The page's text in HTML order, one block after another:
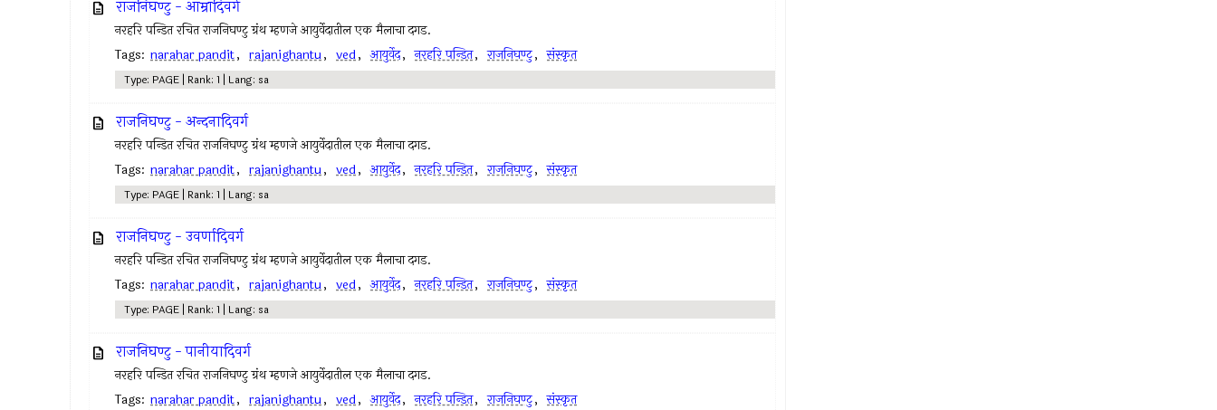
राजनिघण्टु - आम्रादिवर्ग
नरहरि पन्डित रचित राजनिघण्टु ग्रंथ म्हणजे आयुर्वेदातील एक मैलाचा दगड.
Tags: narahar pandit, rajanighantu, ved, आयुर्वेद, नरहरि पन्डित, राजनिघण्टु, संस्कृत
Type: PAGE | Rank: 1 | Lang: sa
राजनिघण्टु - अन्दनादिवर्ग
नरहरि पन्डित रचित राजनिघण्टु ग्रंथ म्हणजे आयुर्वेदातील एक मैलाचा दगड.
Tags: narahar pandit, rajanighantu, ved, आयुर्वेद, नरहरि पन्डित, राजनिघण्टु, संस्कृत
Type: PAGE | Rank: 1 | Lang: sa
राजनिघण्टु - उवर्णादिवर्ग
नरहरि पन्डित रचित राजनिघण्टु ग्रंथ म्हणजे आयुर्वेदातील एक मैलाचा दगड.
Tags: narahar pandit, rajanighantu, ved, आयुर्वेद, नरहरि पन्डित, राजनिघण्टु, संस्कृत
Type: PAGE | Rank: 1 | Lang: sa
राजनिघण्टु - पानीयादिवर्ग
नरहरि पन्डित रचित राजनिघण्टु ग्रंथ म्हणजे आयुर्वेदातील एक मैलाचा दगड.
Tags: narahar pandit, rajanighantu, ved, आयुर्वेद, नरहरि पन्डित, राजनिघण्टु, संस्कृत